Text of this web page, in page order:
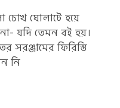
চোখ ঘোলাটে হয়ে
যদি তেমন বই হয়।
সরঞ্জামের ফিরিস্তি
নি